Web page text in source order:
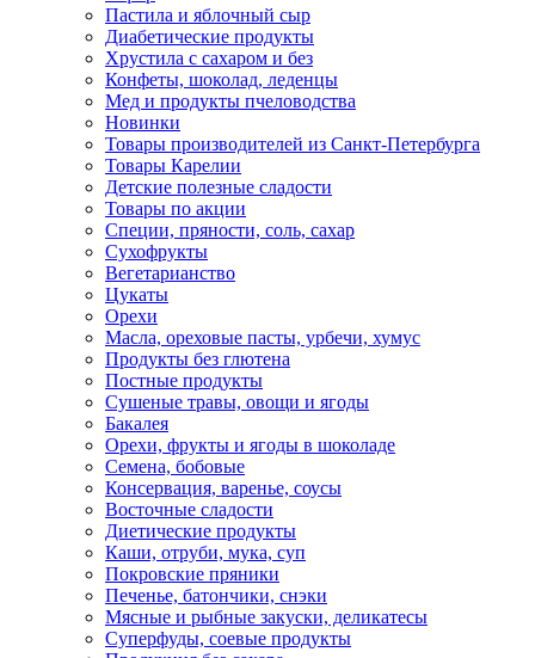
Пастила и яблочный сыр
Диабетические продукты
Хрустила с сахаром и без
Конфеты, шоколад, леденцы
Мед и продукты пчеловодства
Новинки
Товары производителей из Санкт-Петербурга
Товары Карелии
Детские полезные сладости
Товары по акции
Специи, пряности, соль, сахар
Сухофрукты
Вегетарианство
Цукаты
Орехи
Масла, ореховые пасты, урбечи, хумус
Продукты без глютена
Постные продукты
Сушеные травы, овощи и ягоды
Бакалея
Орехи, фрукты и ягоды в шоколаде
Семена, бобовые
Консервация, варенье, соусы
Восточные сладости
Диетические продукты
Каши, отруби, мука, суп
Покровские пряники
Печенье, батончики, снэки
Мясные и рыбные закуски, деликатесы
Суперфуды, соевые продукты